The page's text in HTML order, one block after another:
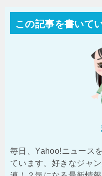
この記事を書いて
毎日、Yahoo!ニュース
ています。好きなジャ